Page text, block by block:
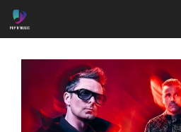
Aller
au